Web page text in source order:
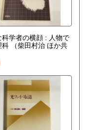
科学者の横顔 : 人物で
科
（柴田村治 ほか共